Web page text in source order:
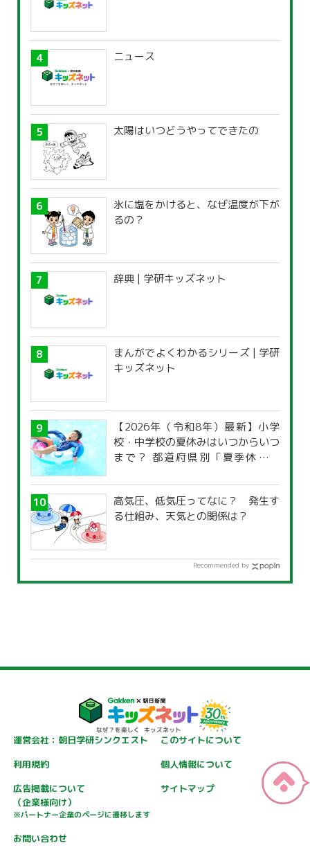
ニュース
太陽はいつどうやってできたの
氷に塩をかけると、なぜ温度が下が
るの？
辞典 | 学研キッズネット
まんがでよくわかるシリーズ | 学研
キッズネット
【2026年（令和8年）最新】小学
校・中学校の夏休みはいつからいつ
まで？ 都道府県別「夏季休暇一
高気圧、低気圧ってなに？ 発生す
る仕組み、天気との関係は？
Recommended by
運営会社：朝日学研シンクエスト
このサイトについて
利用規約
個人情報について
広告掲載について
（企業様向け）
※パートナー企業のページに遷移します
サイトマップ
お問い合わせ